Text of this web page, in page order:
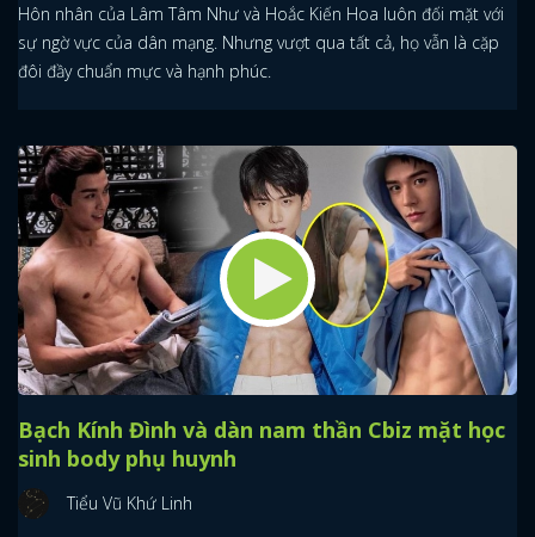
Hôn nhân của Lâm Tâm Như và Hoắc Kiến Hoa luôn đối mặt với
sự ngờ vực của dân mạng. Nhưng vượt qua tất cả, họ vẫn là cặp
đôi đầy chuẩn mực và hạnh phúc.
Bạch Kính Đình và dàn nam thần Cbiz mặt học
sinh body phụ huynh
Tiểu Vũ Khứ Linh